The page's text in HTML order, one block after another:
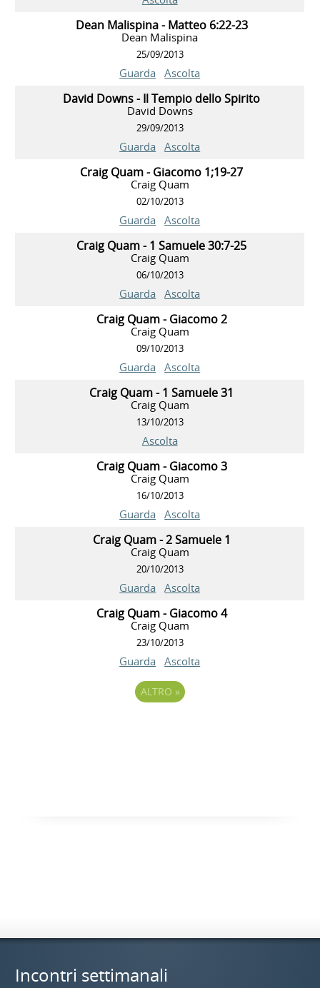
Dean Malispina - Matteo 6:22-23
Dean Malispina
25/09/2013
Guarda Ascolta
David Downs - Il Tempio dello Spirito
David Downs
29/09/2013
Guarda Ascolta
Craig Quam - Giacomo 1;19-27
Craig Quam
02/10/2013
Guarda Ascolta
Craig Quam - 1 Samuele 30:7-25
Craig Quam
06/10/2013
Guarda Ascolta
Craig Quam - Giacomo 2
Craig Quam
09/10/2013
Guarda Ascolta
Craig Quam - 1 Samuele 31
Craig Quam
13/10/2013
Ascolta
Craig Quam - Giacomo 3
Craig Quam
16/10/2013
Guarda Ascolta
Craig Quam - 2 Samuele 1
Craig Quam
20/10/2013
Guarda Ascolta
Craig Quam - Giacomo 4
Craig Quam
23/10/2013
Guarda Ascolta
ALTRO »
Incontri settimanali